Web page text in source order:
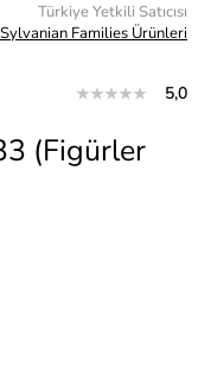
Türkiye Yetkili Satıcısı
Families Ürünleri
5,0
(Figürler